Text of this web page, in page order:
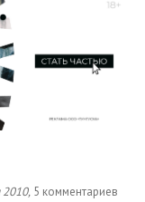
2010, 5 комментариев